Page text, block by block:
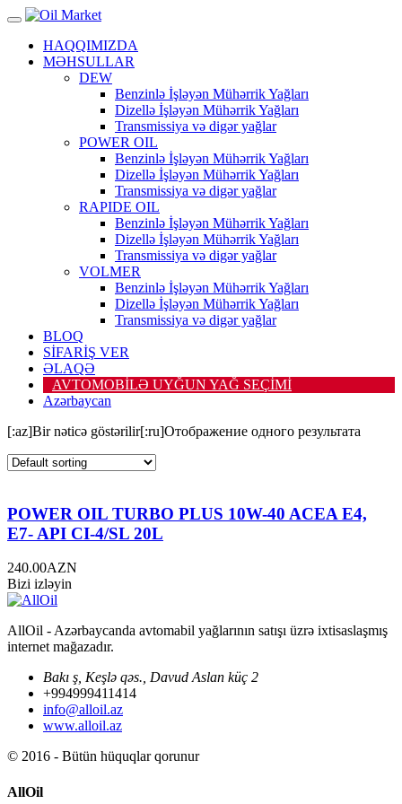
HAQQIMIZDA
MƏHSULLAR
DEW
Benzinlə İşləyən Mühərrik Yağları
Dizellə İşləyən Mühərrik Yağları
Transmissiya və digər yağlar
POWER OIL
Benzinlə İşləyən Mühərrik Yağları
Dizellə İşləyən Mühərrik Yağları
Transmissiya və digər yağlar
RAPIDE OIL
Benzinlə İşləyən Mühərrik Yağları
Dizellə İşləyən Mühərrik Yağları
Transmissiya və digər yağlar
VOLMER
Benzinlə İşləyən Mühərrik Yağları
Dizellə İşləyən Mühərrik Yağları
Transmissiya və digər yağlar
BLOQ
SİFARİŞ VER
ƏLAQƏ
AVTOMOBİLƏ UYĞUN YAĞ SEÇİMİ
Azərbaycan
[:az]Bir nəticə göstərilir[:ru]Отображение одного результата
POWER OIL TURBO PLUS 10W-40 ACEA E4,
E7- API CI-4/SL 20L
240.00AZN
Bizi izləyin
AllOil - Azərbaycanda avtomabil yağlarının satışı üzrə ixtisaslaşmış
internet mağazadır.
Bakı ş, Keşlə qəs., Davud Aslan küç 2
+994999411414
info@alloil.az
www.alloil.az
© 2016 - Bütün hüquqlar qorunur
AllOil